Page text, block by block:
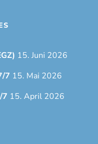
15. Juni 2026
7 15. Mai 2026
7 15. April 2026